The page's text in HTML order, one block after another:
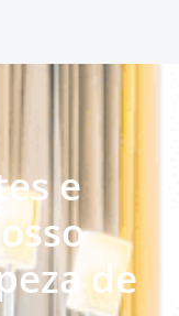
e
de